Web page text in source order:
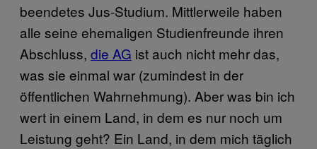
beendetes Jus-Studium. Mittlerweile haben
alle seine ehemaligen Studienfreunde ihren
Abschluss, die AG ist auch nicht mehr das,
was sie einmal war (zumindest in der
öffentlichen Wahrnehmung). Aber was bin ich
wert in einem Land, in dem es nur noch um
Leistung geht? Ein Land, in dem mich täglich